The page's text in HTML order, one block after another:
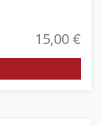
15,00 €